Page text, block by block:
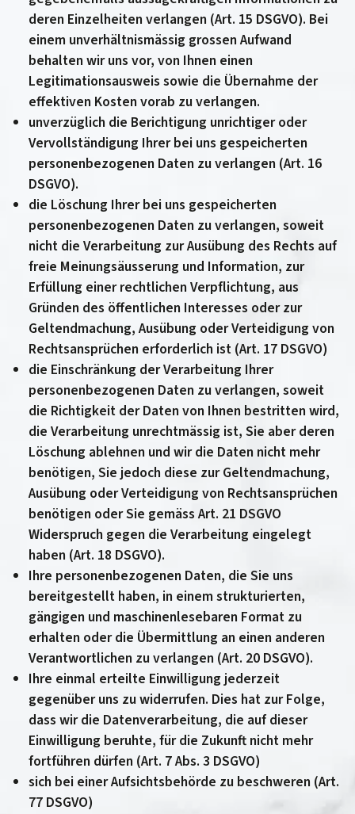
deren Einzelheiten verlangen (Art. 15 DSGVO). Bei
einem unverhältnismässig grossen Aufwand
behalten wir uns vor, von Ihnen einen
Legitimationsausweis sowie die Übernahme der
effektiven Kosten vorab zu verlangen.
unverzüglich die Berichtigung unrichtiger oder
Vervollständigung Ihrer bei uns gespeicherten
personenbezogenen Daten zu verlangen (Art. 16
DSGVO).
die Löschung Ihrer bei uns gespeicherten
personenbezogenen Daten zu verlangen, soweit
nicht die Verarbeitung zur Ausübung des Rechts auf
freie Meinungsäusserung und Information, zur
Erfüllung einer rechtlichen Verpflichtung, aus
Gründen des öffentlichen Interesses oder zur
Geltendmachung, Ausübung oder Verteidigung von
Rechtsansprüchen erforderlich ist (Art. 17 DSGVO)
die Einschränkung der Verarbeitung Ihrer
personenbezogenen Daten zu verlangen, soweit
die Richtigkeit der Daten von Ihnen bestritten wird,
die Verarbeitung unrechtmässig ist, Sie aber deren
Löschung ablehnen und wir die Daten nicht mehr
benötigen, Sie jedoch diese zur Geltendmachung,
Ausübung oder Verteidigung von Rechtsansprüchen
benötigen oder Sie gemäss Art. 21 DSGVO
Widerspruch gegen die Verarbeitung eingelegt
haben (Art. 18 DSGVO).
Ihre personenbezogenen Daten, die Sie uns
bereitgestellt haben, in einem strukturierten,
gängigen und maschinenlesebaren Format zu
erhalten oder die Übermittlung an einen anderen
Verantwortlichen zu verlangen (Art. 20 DSGVO).
Ihre einmal erteilte Einwilligung jederzeit
gegenüber uns zu widerrufen. Dies hat zur Folge,
dass wir die Datenverarbeitung, die auf dieser
Einwilligung beruhte, für die Zukunft nicht mehr
fortführen dürfen (Art. 7 Abs. 3 DSGVO)
sich bei einer Aufsichtsbehörde zu beschweren (Art.
77 DSGVO)